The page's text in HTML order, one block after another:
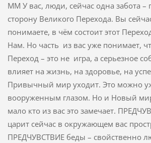
ММ У вас, люди, сейчас одна забота –
сторону Великого Перехода. Вы
понимаете, в чём состоит этот
Нам. Но часть из вас уже понимает,
Переход – это не игра, а серьезное
влияет на жизнь, на здоровье, на
Привычный мир уходит. Это можно
вооруженным глазом. Но и Новый
мало кто из вас это замечает.
царит сейчас в окружающем вас
ПРЕДЧУВСТВИЕ беды – свойственно